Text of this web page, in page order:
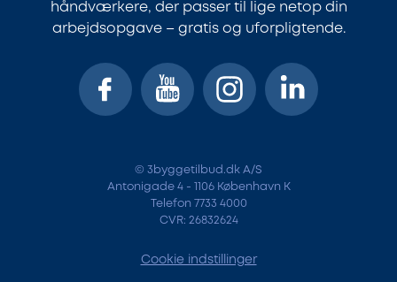
håndværkere, der passer til lige netop din
arbejdsopgave – gratis og uforpligtende.
© 3byggetilbud.dk A/S
Antonigade 4 - 1106 København K
Telefon 7733 4000
CVR: 26832624
Cookie indstillinger